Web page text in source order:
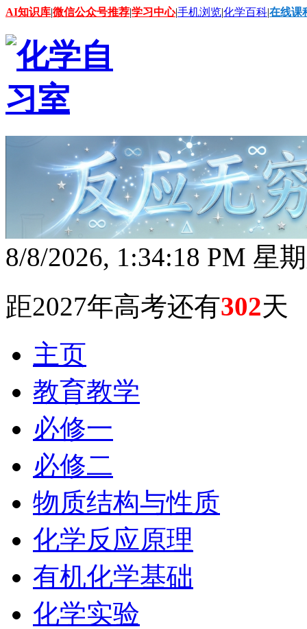
AI知识库|微信公众号推荐|学习中心|手机浏览|化学百科|在线课
8/8/2026, 1:34:19 PM 星
距2027年高考还有302天
主页
教育教学
必修一
必修二
物质结构与性质
化学反应原理
有机化学基础
化学实验